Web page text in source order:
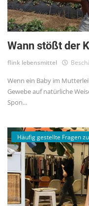
Wann stößt der
flink lebensmittel
Wenn ein Baby im
Gewebe auf natürliche
Spon...
Häufig gestellte Fragen